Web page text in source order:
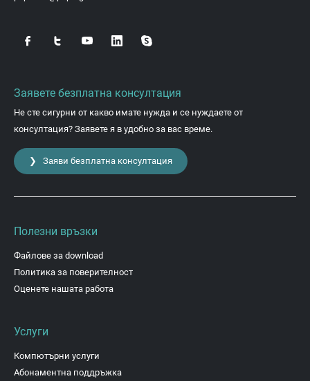
Заявете безплатна консултация
Не сте сигурни от какво имате нужда и се нуждаете от
консултация? Заявете я в удобно за вас време.
❯ Заяви безплатна консултация
Полезни връзки
Файлове за download
Политика за поверителност
Оценете нашата работа
Услуги
Компютърни услуги
Абонаментна поддръжка